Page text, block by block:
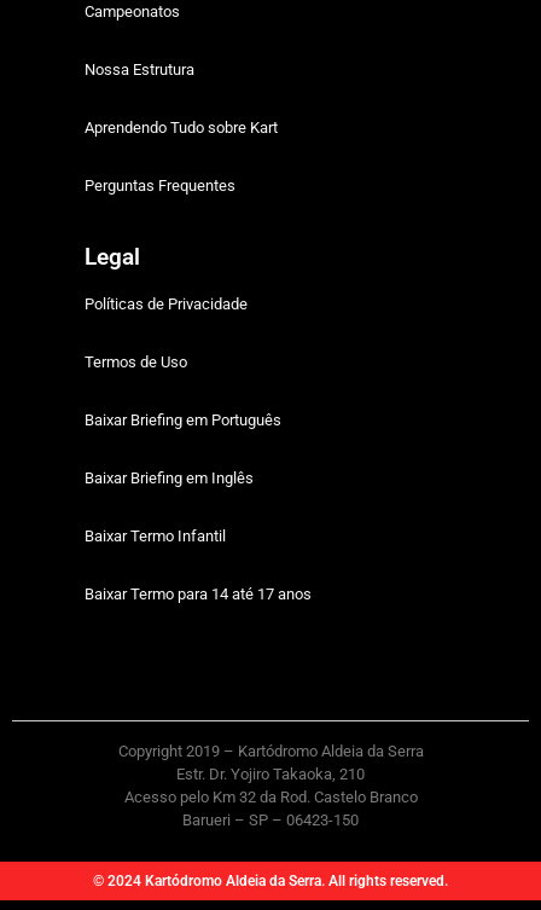
Campeonatos
Nossa Estrutura
Aprendendo Tudo sobre Kart
Perguntas Frequentes
Legal
Políticas de Privacidade
Termos de Uso
Baixar Briefing em Português
Baixar Briefing em Inglês
Baixar Termo Infantil
Baixar Termo para 14 até 17 anos
Copyright 2019 – Kartódromo Aldeia da Serra
Estr. Dr. Yojiro Takaoka, 210
Acesso pelo Km 32 da Rod. Castelo Branco
Barueri – SP – 06423-150
© 2024 Kartódromo Aldeia da Serra. All rights reserved.